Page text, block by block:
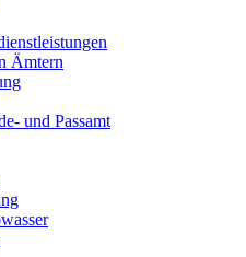
Ämtern
und Passamt